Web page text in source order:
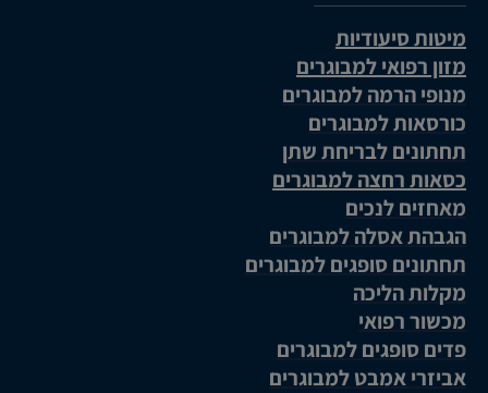
מיטות סיעודיות
מזון רפואי למבוגרים
מנופי הרמה למבוגרים
כורסאות למבוגרים
תחתונים לבריחת שתן
כסאות רחצה למבוגרים
מאחזים לנכים
הגבהת אסלה למבוגרים
תחתונים סופגים למבוגרים
מקלות הליכה
מכשור רפואי
פדים סופגים למבוגרים
אביזרי אמבט למבוגרים